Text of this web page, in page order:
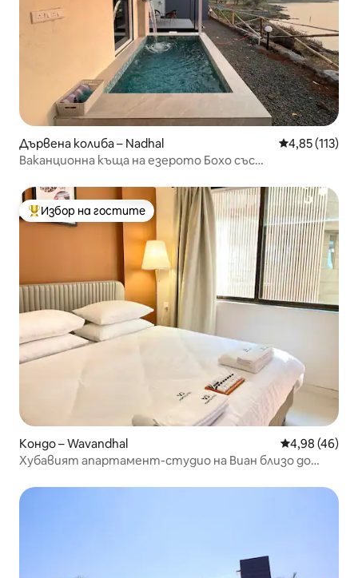
Дървена колиба – Nadhal Средна
4,85 (113)
Ваканционна къща на езерото Бохо със
Най-популярен избор на гостите
Избор на гостите
Кондо – Wavandhal Средна
4,98 (46)
Хубавият апартамент-студио на Виан близо до